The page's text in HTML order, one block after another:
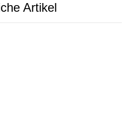
Artikel